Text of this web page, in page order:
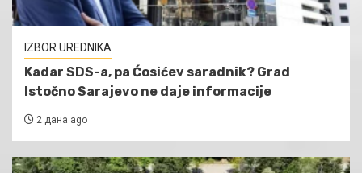
IZBOR UREDNIKA
Kadar SDS-a, pa Ćosićev saradnik? Grad
Istočno Sarajevo ne daje informacije
2 дана ago